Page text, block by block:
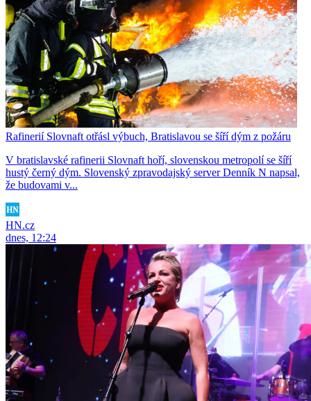
Rafinerií Slovnaft otřásl výbuch, Bratislavou se šíří dým z požáru
V bratislavské rafinerii Slovnaft hoří, slovenskou metropolí se šíří
hustý černý dým. Slovenský zpravodajský server Denník N napsal,
že budovami v...
HN.cz
dnes, 12:24